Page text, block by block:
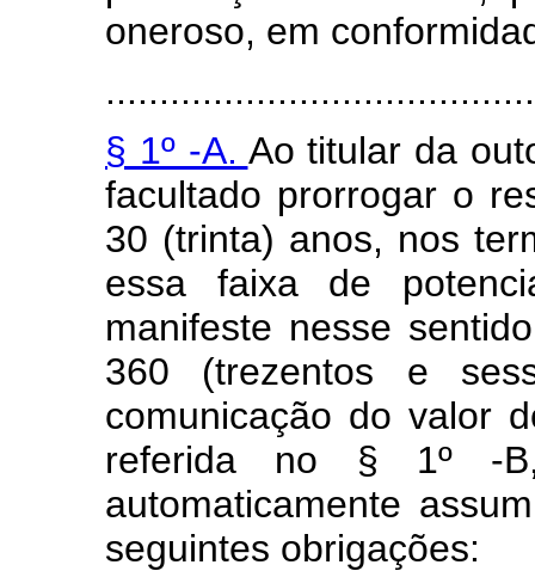
oneroso, em
§ 1º -A. Ao titular da
facultado prorrogar o
30 (trinta) anos, nos
essa faixa de
manifeste nesse
360 (trezentos e
comunicação do valor
referida no § 1º -
automaticamente
seguintes obrigações: